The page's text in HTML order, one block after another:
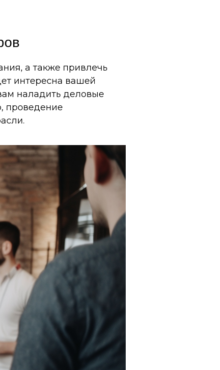
а также привлечь
интересна вашей
наладить деловые
проведение